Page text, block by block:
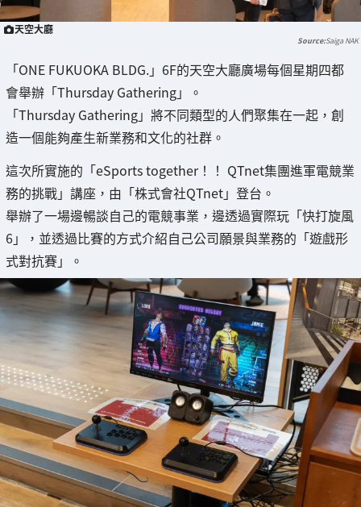
天空大廳
Saiga NAK
「ONE FUKUOKA BLDG.」6F的天空大廳廣場每個星期四都
會舉辦「Thursday Gathering」。
「Thursday Gathering」將不同類型的人們聚集在一起，創
造一個能夠產生新業務和文化的社群。
這次所實施的「eSports together！！ QTnet集團進軍電競業
務的挑戰」講座，由「株式會社QTnet」登台。
舉辦了一場邊暢談自己的電競事業，邊透過實際玩「快打旋風
6」，並透過比賽的方式介紹自己公司願景與業務的「遊戲形
式對抗賽」。